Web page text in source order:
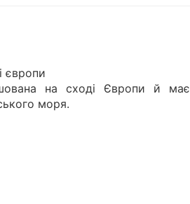
європи
на сході Європи й має
моря.